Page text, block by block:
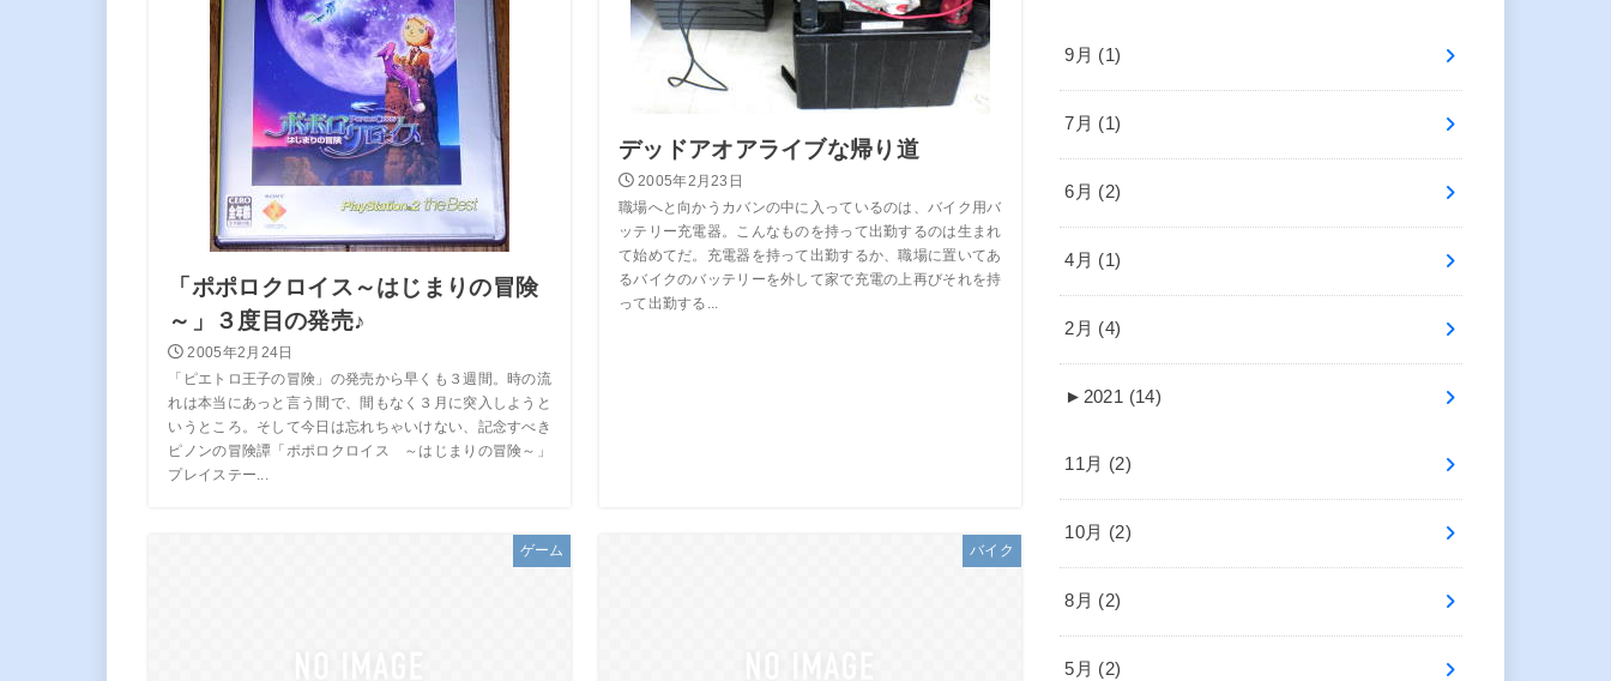
「ポポロクロイス～はじまりの冒険
～」３度目の発売♪
2005年2月24日
「ピエトロ王子の冒険」の発売から早くも３週間。時の流
れは本当にあっと言う間で、間もなく３月に突入しようと
いうところ。そして今日は忘れちゃいけない、記念すべき
ピノンの冒険譚「ポポロクロイス ～はじまりの冒険～」
プレイステー...
デッドアオアライブな帰り道
2005年2月23日
職場へと向かうカバンの中に入っているのは、バイク用バ
ッテリー充電器。こんなものを持って出勤するのは生まれ
て始めてだ。充電器を持って出勤するか、職場に置いてあ
るバイクのバッテリーを外して家で充電の上再びそれを持
って出勤する...
ゲーム バイク
9月 (1)
7月 (1)
6月 (2)
4月 (1)
2月 (4)
► 2021 (14)
11月 (2)
10月 (2)
8月 (2)
5月 (2)